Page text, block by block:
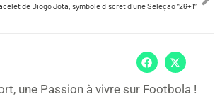
de Diogo Jota, symbole discret d’une Seleção “26+1”
une Passion à vivre sur Footbola !